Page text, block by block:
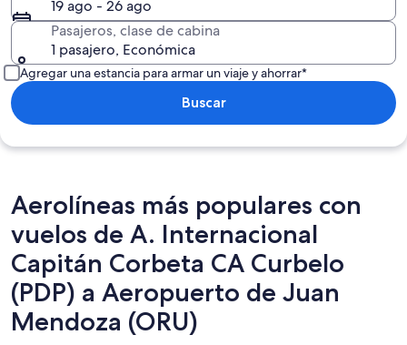
19 ago - 26 ago
Pasajeros, clase de cabina
1 pasajero, Económica
Agregar una estancia para armar un viaje y ahorrar*
Buscar
Aerolíneas más populares con
vuelos de A. Internacional
Capitán Corbeta CA Curbelo
(PDP) a Aeropuerto de Juan
Mendoza (ORU)